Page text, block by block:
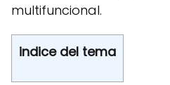
multifuncional.
indice del tema